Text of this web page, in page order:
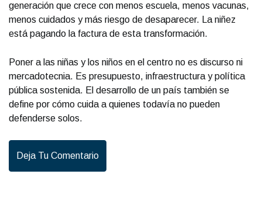
generación que crece con menos escuela, menos vacunas,
menos cuidados y más riesgo de desaparecer. La niñez
está pagando la factura de esta transformación.
Poner a las niñas y los niños en el centro no es discurso ni
mercadotecnia. Es presupuesto, infraestructura y política
pública sostenida. El desarrollo de un país también se
define por cómo cuida a quienes todavía no pueden
defenderse solos.
Deja Tu Comentario